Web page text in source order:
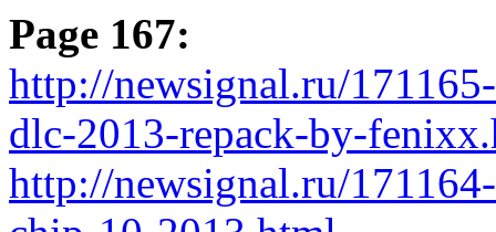
Page 167:
http://newsignal.ru/
dlc-2013-repack-by-
http://newsignal.ru/